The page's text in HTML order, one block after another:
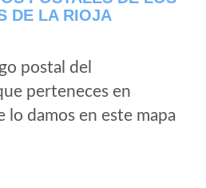
DE LA RIOJA
postal del
perteneces en
lo damos en este mapa